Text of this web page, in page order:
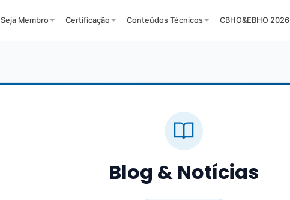
Seja Membro Certificação Conteúdos Técnicos CBHO&EBHO 2026
Blog & Notícias